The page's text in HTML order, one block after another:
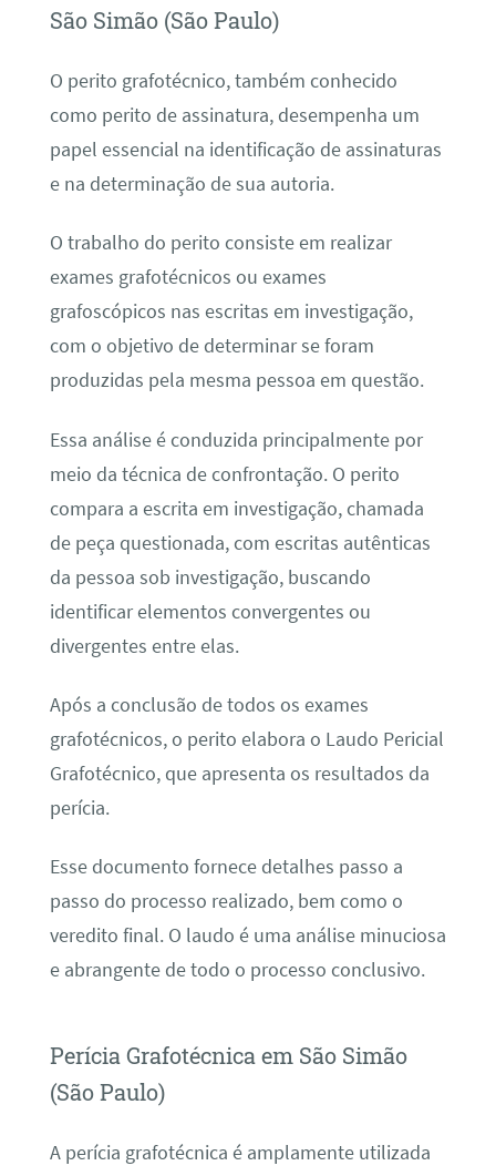
São Simão (São Paulo)
O perito grafotécnico, também conhecido
como perito de assinatura, desempenha um
papel essencial na identificação de assinaturas
e na determinação de sua autoria.
O trabalho do perito consiste em realizar
exames grafotécnicos ou exames
grafoscópicos nas escritas em investigação,
com o objetivo de determinar se foram
produzidas pela mesma pessoa em questão.
Essa análise é conduzida principalmente por
meio da técnica de confrontação. O perito
compara a escrita em investigação, chamada
de peça questionada, com escritas autênticas
da pessoa sob investigação, buscando
identificar elementos convergentes ou
divergentes entre elas.
Após a conclusão de todos os exames
grafotécnicos, o perito elabora o Laudo Pericial
Grafotécnico, que apresenta os resultados da
perícia.
Esse documento fornece detalhes passo a
passo do processo realizado, bem como o
veredito final. O laudo é uma análise minuciosa
e abrangente de todo o processo conclusivo.
Perícia Grafotécnica em São Simão
(São Paulo)
A perícia grafotécnica é amplamente utilizada